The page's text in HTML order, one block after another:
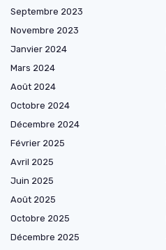
Septembre 2023
Novembre 2023
Janvier 2024
Mars 2024
Août 2024
Octobre 2024
Décembre 2024
Février 2025
Avril 2025
Juin 2025
Août 2025
Octobre 2025
Décembre 2025